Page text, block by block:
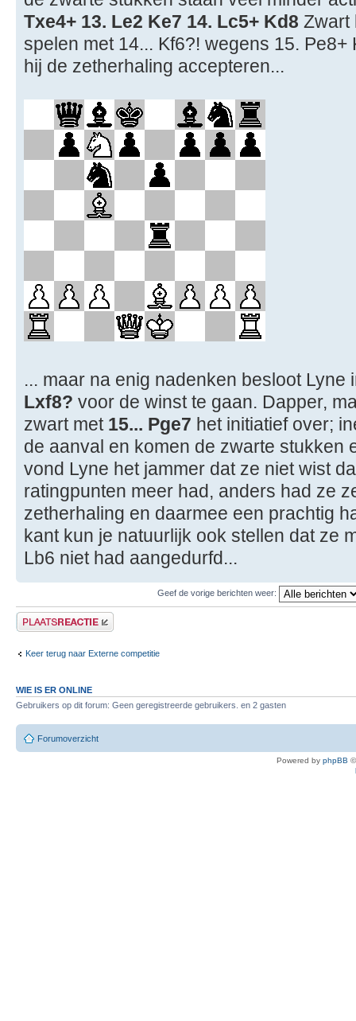
Txe4+ 13. Le2 Ke7 14. Lc5+ Kd8 Zwart
spelen met 14... Kf6?! wegens 15.
hij de zetherhaling accepteren...
... maar na enig nadenken besloot
Lxf8? voor de winst te gaan. Dapper,
zwart met 15... Pge7 het initiatief over;
de aanval en komen de zwarte stukken
vond Lyne het jammer dat ze niet wist
ratingpunten meer had, anders had ze
zetherhaling en daarmee een prachtig
kant kun je natuurlijk ook stellen dat ze
Lb6 niet had aangedurfd...
Geef de vorige berichten weer:
Plaats een reactie
Keer terug naar Externe competitie
WIE IS ER ONLINE
Gebruikers op dit forum: Geen geregistreerde gebruikers. en 2 gasten
Forumoverzicht
Powered by phpBB